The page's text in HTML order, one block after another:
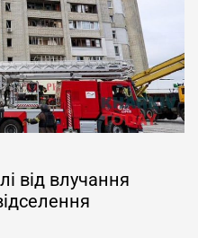
від влучання